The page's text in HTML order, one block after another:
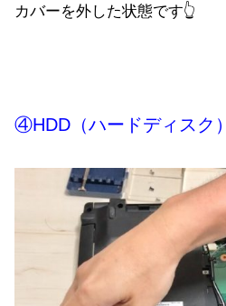
カバーを外した状態です👆
④HDD（ハードディスク